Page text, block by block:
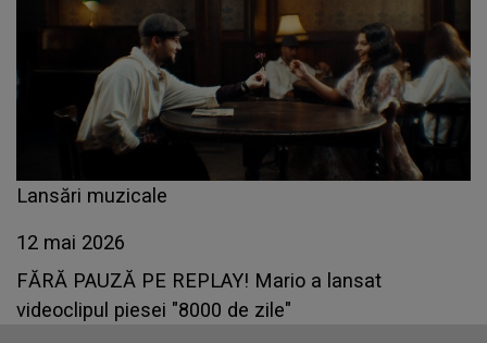
Lansări muzicale
12 mai 2026
FĂRĂ PAUZĂ PE REPLAY! Mario a lansat
videoclipul piesei "8000 de zile"